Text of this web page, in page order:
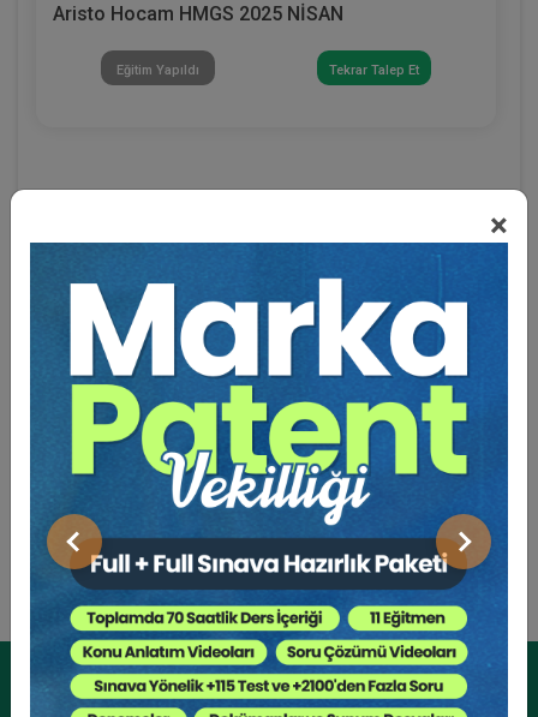
×
Önceki Sonraki
Aristo Hocam HMGS 2025 NİSAN
Eğitim Yapıldı Tekrar Talep Et
Eğitmen Hakkında
Sosyal Medya
Kurumsal Üyelikler İçin